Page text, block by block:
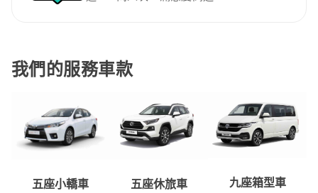
我們的服務車款
五座小轎車
五座休旅車
九座箱型車